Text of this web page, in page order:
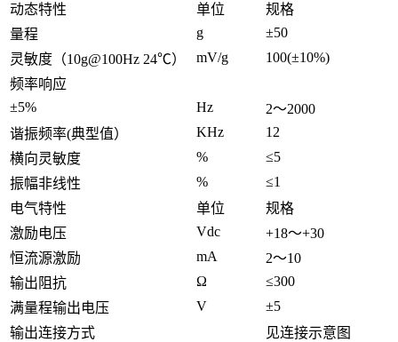
动态特性 单位
规格
量程
g
±50
灵敏度（10g@100Hz 24℃）
mV/g
100(±10%)
频率响应
±5%
Hz
2～2000
谐振频率(典型值）
KHz
12
横向灵敏度
%
≤5
振幅非线性
%
≤1
电气特性
单位
规格
激励电压
Vdc
+18～+30
恒流源激励
mA
2～10
输出阻抗
Ω
≤300
满量程输出电压
V
±5
输出连接方式
见连接示意图